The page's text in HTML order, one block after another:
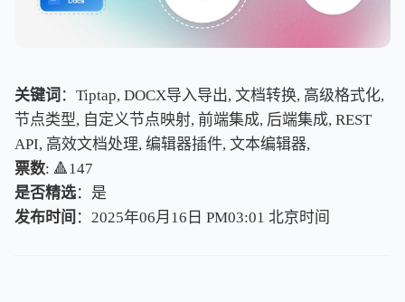
关键词 ：Tiptap, DOCX导入导出, 文档转换, 高级格式化,
节点类型, 自定义节点映射, 前端集成, 后端集成, REST
API, 高效文档处理, 编辑器插件, 文本编辑器,
票数: 🔺147
是否精选：是
发布时间 ：2025年06月16日 PM03:01 北京时间
北京时间